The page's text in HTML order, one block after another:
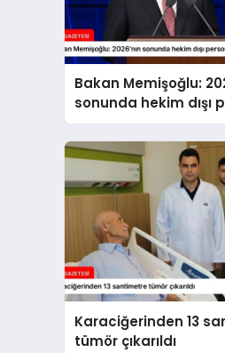
Bakan Memişoğlu:
sonunda hekim dışı
alımı planlıyoruz
Karaciğerinden 13
tümör çıkarıldı